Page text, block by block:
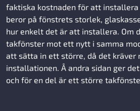
faktiska kostnaden för att
beror på fönstrets storlek,
hur enkelt det är att installera. Om
takfönster mot ett nytt i samma
att sätta in ett större, då det kräver
installationen. Å andra sidan ger
och för en del är ett större